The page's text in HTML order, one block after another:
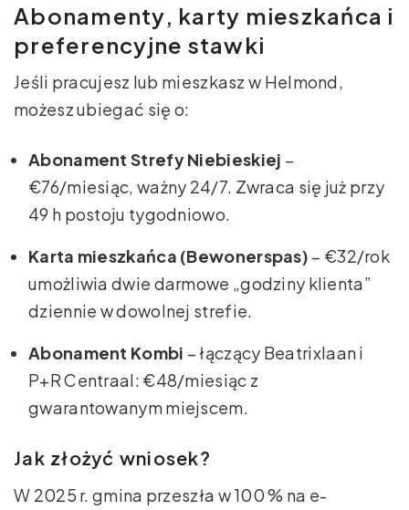
Abonamenty, karty mieszkańca i
preferencyjne stawki
Jeśli pracujesz lub mieszkasz w Helmond,
możesz ubiegać się o:
Abonament Strefy Niebieskiej –
€76/miesiąc, ważny 24/7. Zwraca się już przy
49 h postoju tygodniowo.
Karta mieszkańca (Bewonerspas) – €32/rok
umożliwia dwie darmowe „godziny klienta”
dziennie w dowolnej strefie.
Abonament Kombi – łączący Beatrixlaan i
P+R Centraal: €48/miesiąc z
gwarantowanym miejscem.
Jak złożyć wniosek?
W 2025 r. gmina przeszła w 100 % na e-